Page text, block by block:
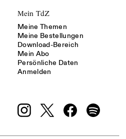
Mein TdZ
Meine Themen
Meine Bestellungen
Download-Bereich
Mein Abo
Persönliche Daten
Anmelden